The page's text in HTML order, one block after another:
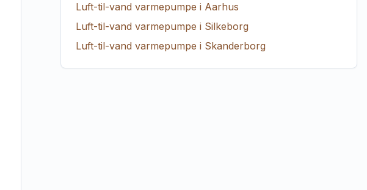
Luft-til-vand varmepumpe i Aarhus
Luft-til-vand varmepumpe i Silkeborg
Luft-til-vand varmepumpe i Skanderborg